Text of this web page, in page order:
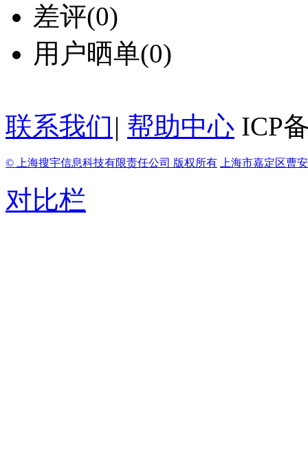
差评(0)
用户晒单(0)
联系我们 | 帮助中心 ICP
© 上海搜宇信息科技有限责任公司 版权所有 上海市嘉定区曹
对比栏